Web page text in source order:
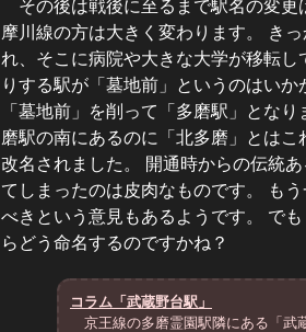
その後は戦後に至るまで駅名の変
摩川線の方は大きく変わります。 き
れ、そこに病院や大きな大学が移転
りする駅が「墓地前」というのはい
「墓地前」を削って「多磨駅」とな
磨駅の南にあるのに「北多磨」とは
改名されました。 開通時からの伝統
てしまったのは皮肉なものです。 も
べきという意見もあるようです。 で
らどう命名するのですかね？
コラム「武蔵野台駅」
京王線の多磨霊園駅隣にある「武